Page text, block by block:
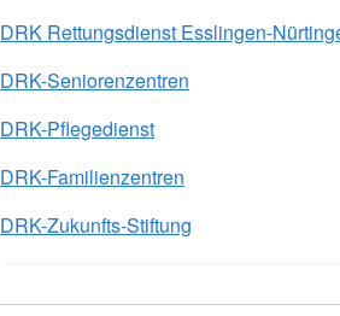
DRK Rettungsdienst Esslingen-
DRK-Seniorenzentren
DRK-Pflegedienst
DRK-Familienzentren
DRK-Zukunfts-Stiftung